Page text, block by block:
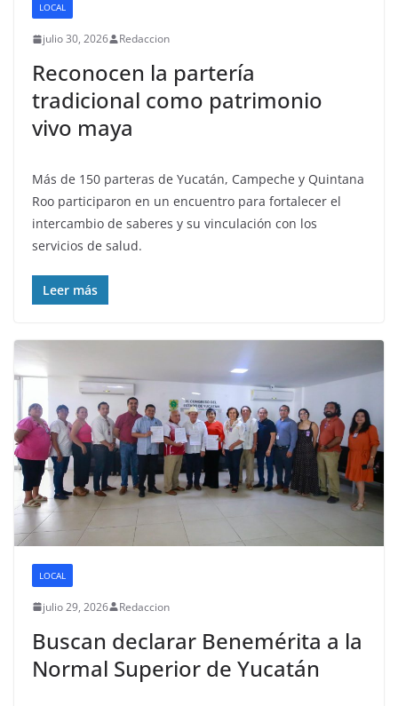
LOCAL
julio 30, 2026 Redaccion
Reconocen la partería
tradicional como patrimonio
vivo maya
Más de 150 parteras de Yucatán, Campeche y Quintana
Roo participaron en un encuentro para fortalecer el
intercambio de saberes y su vinculación con los
servicios de salud.
Leer más
LOCAL
julio 29, 2026 Redaccion
Buscan declarar Benemérita a la
Normal Superior de Yucatán